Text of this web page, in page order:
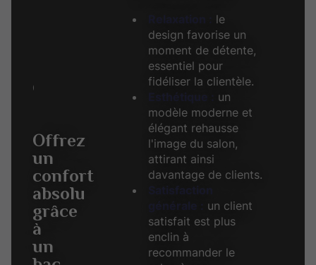
Offrez
un
confort
absolu
grâce
à
un
le
design favorise un
moment de détente,
essentiel pour
fidéliser la clientèle.
un
modèle moderne et
élégant rehausse
l'image du salon,
attirant ainsi
davantage de clients.
un client
satisfait est plus
enclin à
recommander le